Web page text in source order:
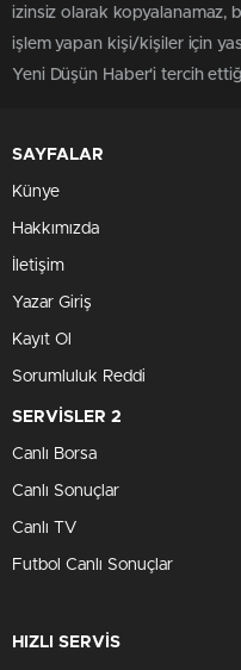
izinsiz olarak kopyalanamaz,
işlem yapan kişi/kişiler için
Yeni Düşün Haber'i tercih
SAYFALAR
Künye
Hakkımızda
İletişim
Yazar Giriş
Kayıt Ol
Sorumluluk Reddi
SERVİSLER 2
Canlı Borsa
Canlı Sonuçlar
Canlı TV
Futbol Canlı Sonuçlar
HIZLI SERVİS